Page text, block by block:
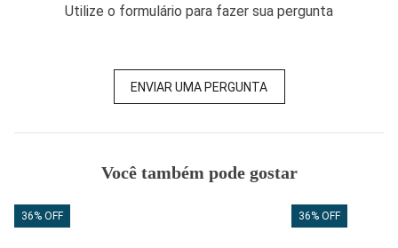
Utilize o formulário para fazer sua pergunta
ENVIAR UMA PERGUNTA
Você também pode gostar
36% OFF 36% OFF